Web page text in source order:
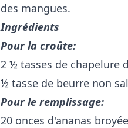
des mangues.
Ingrédients
Pour la croûte:
2 ½ tasses de chapelure
½ tasse de beurre non
Pour le remplissage:
20 onces d'ananas